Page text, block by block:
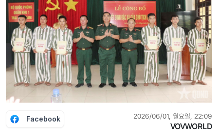
Facebook 2026/06/01, 월요일, 22:09
VOVWORLD